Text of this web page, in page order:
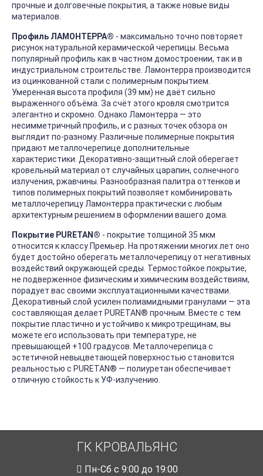
прочные и долговечные покрытия, а также новые виды
материалов.
Профиль ЛАМОНТЕРРА® - максимально точно повторяет
рисунок натуральной керамической черепицы. Весьма
популярный профиль как в частном домостроении, так и в
индустриальном строительстве. Ламонтерра производится
из оцинкованной стали c полимерным покрытием.
Умеренная высота профиля (39 мм) не даёт сильно
выраженного объёма. За счёт этого кровля смотрится
элегантно и скромно. Однако Ламонтерра — это
несимметричный профиль, и с разных точек обзора он
выглядит по-разному. Различные полимерные покрытия
придают металлочерепице дополнительные
характеристики. Декоративно-защитный слой оберегает
кровельный материал от случайных царапин, солнечного
излучения, ржавчины. Разнообразная палитра оттенков и
типов полимерных покрытий позволяет комбинировать
металлочерепицу Ламонтерра практически с любым
архитектурным решением в оформлении вашего дома.
Покрытие PURETAN® - покрытие толщиной 35 мкм
относится к классу Премьер. На протяжении многих лет оно
будет достойно оберегать металлочерепицу от негативных
воздействий окружающей среды. Термостойкое покрытие,
не подверженное физическим и химическим воздействиям,
порадует вас своими эксплуатационными качествами.
Декоративный слой усилен полиамидными гранулами — эта
составляющая делает PURETAN® прочным. Вместе с тем
покрытие пластично и устойчиво к микротрещинам, вы
можете его использовать при температуре, не
превышающей +100 градусов. Металлочерепица с
эстетичной невыцветающей поверхностью становится
реальностью с PURETAN® — полиуретан обеспечивает
отличную стойкость к УФ-излучению.
ГК КРОВАЛЬЯНС
Пн-Cб с 9:00 до 19:00